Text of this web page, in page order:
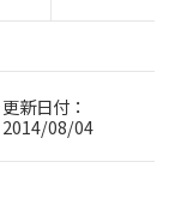
更新日付：
2014/08/04